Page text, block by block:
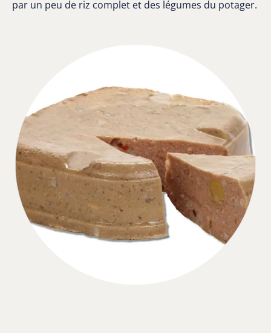
par un peu de riz complet et des légumes du potager.